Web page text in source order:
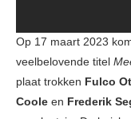
Op 17 maart 2023
veelbelovende titel
plaat trokken Fulco
Coole en Frederik